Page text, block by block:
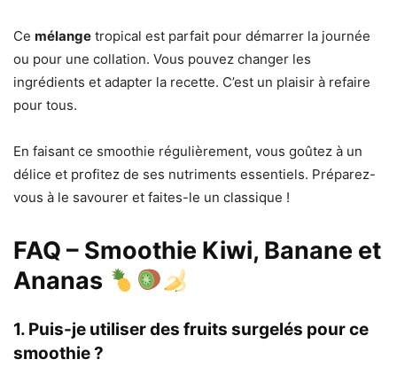
Ce mélange tropical est parfait pour démarrer la journée
ou pour une collation. Vous pouvez changer les
ingrédients et adapter la recette. C’est un plaisir à refaire
pour tous.
En faisant ce smoothie régulièrement, vous goûtez à un
délice et profitez de ses nutriments essentiels. Préparez-
vous à le savourer et faites-le un classique !
FAQ – Smoothie Kiwi, Banane et
Ananas
1. Puis-je utiliser des fruits surgelés pour ce
smoothie ?